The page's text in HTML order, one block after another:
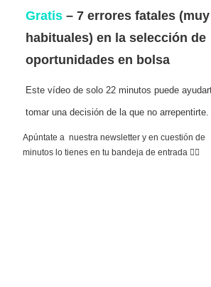
Gratis – 7 errores fatales (muy
habituales) en la selección de
oportunidades en bolsa
Este vídeo de solo 22 minutos puede
tomar una decisión de la que no arrepentirte.
Apúntate a nuestra newsletter y en cuestión de
minutos lo tienes en tu bandeja de entrada 👇🏻